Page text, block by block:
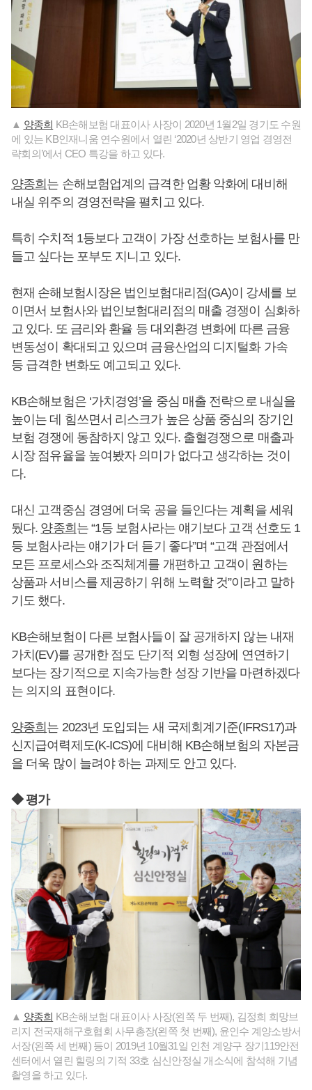
▲ 양종희 KB손해보험 대표이사 사장이 2020년 1월2일 경기도 수원
에 있는 KB인재니움 연수원에서 열린 ‘2020년 상반기 영업 경영전
략회의’에서 CEO 특강을 하고 있다.
양종희 는 손해보험업계의 급격한 업황 악화에 대비해
내실 위주의 경영전략을 펼치고 있다.
특히 수치적 1등보다 고객이 가장 선호하는 보험사를 만
들고 싶다는 포부도 지니고 있다.
현재 손해보험시장은 법인보험대리점(GA)이 강세를 보
이면서 보험사와 법인보험대리점의 매출 경쟁이 심화하
고 있다. 또 금리와 환율 등 대외환경 변화에 따른 금융
변동성이 확대되고 있으며 금융산업의 디지털화 가속
등 급격한 변화도 예고되고 있다.
KB손해보험은 ‘가치경영’을 중심 매출 전략으로 내실을
높이는 데 힘쓰면서 리스크가 높은 상품 중심의 장기인
보험 경쟁에 동참하지 않고 있다. 출혈경쟁으로 매출과
시장 점유율을 높여봤자 의미가 없다고 생각하는 것이
다.
대신 고객중심 경영에 더욱 공을 들인다는 계획을 세워
뒀다. 양종희 는 “1등 보험사라는 얘기보다 고객 선호도 1
등 보험사라는 얘기가 더 듣기 좋다”며 “고객 관점에서
모든 프로세스와 조직체계를 개편하고 고객이 원하는
상품과 서비스를 제공하기 위해 노력할 것”이라고 말하
기도 했다.
KB손해보험이 다른 보험사들이 잘 공개하지 않는 내재
가치(EV)를 공개한 점도 단기적 외형 성장에 연연하기
보다는 장기적으로 지속가능한 성장 기반을 마련하겠다
는 의지의 표현이다.
양종희 는 2023년 도입되는 새 국제회계기준(IFRS17)과
신지급여력제도(K-ICS)에 대비해 KB손해보험의 자본금
을 더욱 많이 늘려야 하는 과제도 안고 있다.
◆ 평가
▲ 양종희 KB손해보험 대표이사 사장(왼쪽 두 번째), 김정희 희망브
리지 전국재해구호협회 사무총장(왼쪽 첫 번째), 윤인수 계양소방서
서장(왼쪽 세 번째) 등이 2019년 10월31일 인천 계양구 장기119안전
센터에서 열린 힐링의 기적 33호 심신안정실 개소식에 참석해 기념
촬영을 하고 있다.